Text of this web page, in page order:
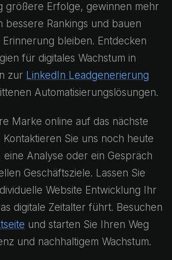
größere Erfolge, gewinnen mehr
bessere Rankings und bauen
bleiben. Entdecken
für digitales Wachstum in
zur LinkedIn Leadgenerierung
Automatisierungslösungen.
Marke online auf das nächste
Sie uns noch heute
Analyse oder ein Gespräch
Geschäftsziele. Lassen Sie
Website Entwicklung Ihr
digitale Zeitalter führt. Besuchen
und starten Sie Ihren Weg
und nachhaltigem Wachstum.